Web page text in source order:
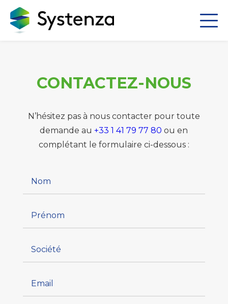
CONTACTEZ-NOUS
N’hésitez pas à nous contacter pour toute
demande au+33 1 41 79 77 80 ou en
complétant le formulaire ci-dessous :